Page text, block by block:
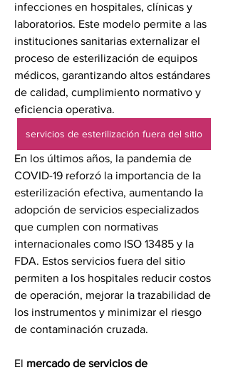
infecciones en hospitales, clínicas y
laboratorios. Este modelo permite a las
instituciones sanitarias externalizar el
proceso de esterilización de equipos
médicos, garantizando altos estándares
de calidad, cumplimiento normativo y
eficiencia operativa.
servicios de esterilización fuera del sitio
En los últimos años, la pandemia de
COVID-19 reforzó la importancia de la
esterilización efectiva, aumentando la
adopción de servicios especializados
que cumplen con normativas
internacionales como ISO 13485 y la
FDA. Estos servicios fuera del sitio
permiten a los hospitales reducir costos
de operación, mejorar la trazabilidad de
los instrumentos y minimizar el riesgo
de contaminación cruzada.
El mercado de servicios de